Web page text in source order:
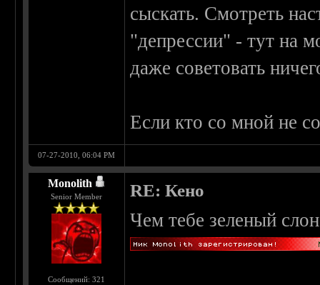
сыскать. Смотреть
"депрессии" - тут на
даже советовать
Если кто со мной не
07-27-2010, 06:04 PM
Monolith
Senior Member
Сообщений: 321
RE: Кено
Чем тебе зеленый